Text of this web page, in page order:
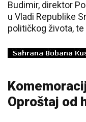
Budimir, direktor
u Vladi Republike
političkog života,
Oproštaj od